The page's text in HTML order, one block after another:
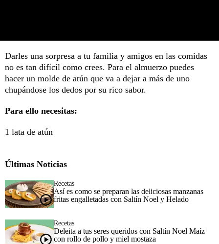
Darles una sorpresa a tu familia y amigos en las comidas
no es tan difícil como crees. Para el almuerzo puedes
hacer un molde de atún que va a dejar a más de uno
chupándose los dedos por su rico sabor.
Para ello necesitas:
1 lata de atún
Últimas Noticias
Recetas
Así es como se preparan las deliciosas manzanas
fritas engalletadas con Saltín Noel y Helado
Recetas
Deleita a tus seres queridos con Saltín Noel Maíz
con rollo de pollo y miel mostaza